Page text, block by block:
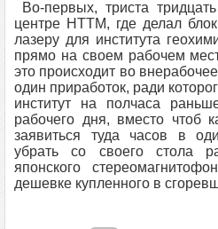
Во-первых, триста
центре НТТМ, где делал
лазеру для института
прямо на своем рабочем
это происходит во
один приработок, ради
институт на полчаса
рабочего дня, вместо чтоб
заявиться туда часов в
убрать со своего стола
японского
дешевке купленного в